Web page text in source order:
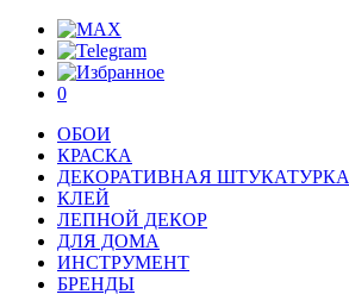
0
ОБОИ
КРАСКА
ДЕКОРАТИВНАЯ ШТУКАТУРКА
КЛЕЙ
ЛЕПНОЙ ДЕКОР
ДЛЯ ДОМА
ИНСТРУМЕНТ
БРЕНДЫ